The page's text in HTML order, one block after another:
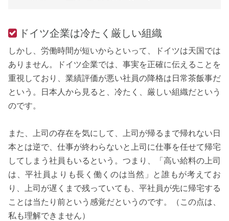
ドイツ企業は冷たく厳しい組織
しかし、労働時間が短いからといって、ドイツは天国では
ありません。ドイツ企業では、事実を正確に伝えることを
重視しており、業績評価が悪い社員の降格は日常茶飯事だ
という。日本人から見ると、冷たく、厳しい組織だという
のです。
また、上司の存在を気にして、上司が帰るまで帰れない日
本とは逆で、仕事が終わらないと上司に仕事を任せて帰宅
してしまう社員もいるという。つまり、「高い給料の上司
は、平社員よりも長く働くのは当然」と誰もが考えてお
り、上司が遅くまで残っていても、平社員が先に帰宅する
ことは当たり前という感覚だというのです。（この点は、
私も理解できません）